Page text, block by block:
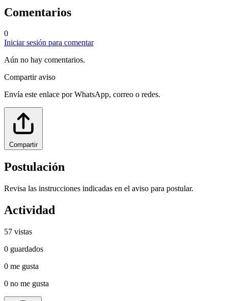
Comentarios
0
Iniciar sesión para comentar
Aún no hay comentarios.
Compartir aviso
Envía este enlace por WhatsApp, correo o redes.
Compartir
Postulación
Revisa las instrucciones indicadas en el aviso para postular.
Actividad
57 vistas
0 guardados
0 me gusta
0 no me gusta